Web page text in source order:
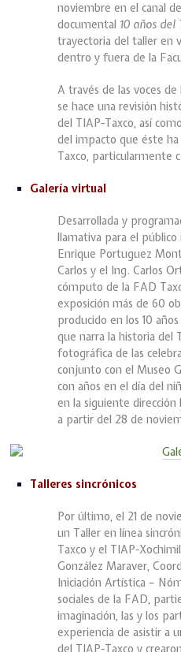
noviembre en el canal de
documental 10 años del
trayectoria del taller en
dentro y fuera de la
A través de las voces
se hace una revisión
del TIAP-Taxco, así
del impacto que éste
Taxco, particularmente
Galería virtual
Desarrollada y
llamativa para el
Enrique Portuguez
Carlos y el Ing. Carlos
cómputo de la FAD
exposición más de 60
producido en los 10
que narra la historia del
fotográfica de las
conjunto con el Museo
con años en el día del
en la siguiente dirección
a partir del 28 de
Talleres sincrónicos
Por último, el 21 de
un Taller en línea
Taxco y el TIAP-
González Maraver,
Iniciación Artística –
sociales de la FAD,
imaginación, las y los
experiencia de asistir a
del TIAP-Taxco y